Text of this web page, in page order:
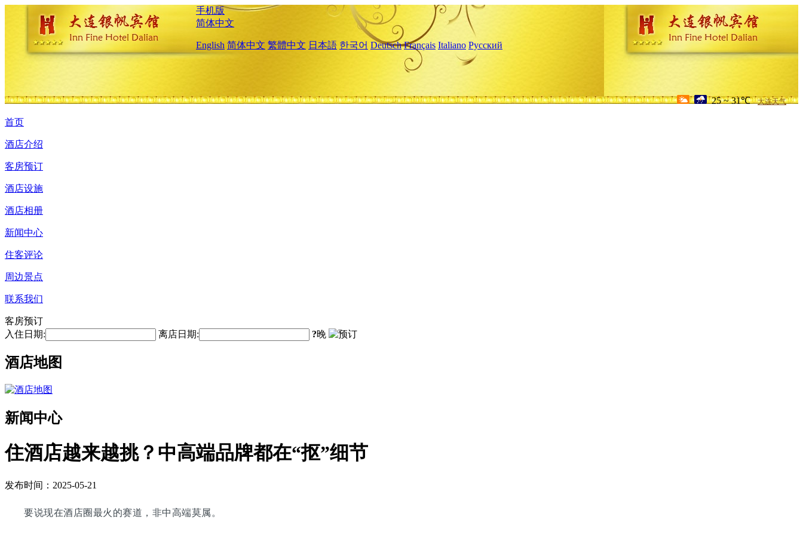
手机版
简体中文
English 简体中文 繁體中文 日本語 한국어 Deutsch Français Italiano Русский
25 ~ 31℃ 大连天气
首页
酒店介绍
客房预订
酒店设施
酒店相册
新闻中心
住客评论
周边景点
联系我们
客房预订
入住日期:
离店日期: ?晚
酒店地图
新闻中心
住酒店越来越挑？中高端品牌都在“抠”细节
发布时间：2025-05-21
要说现在酒店圈最火的赛道，非中高端莫属。